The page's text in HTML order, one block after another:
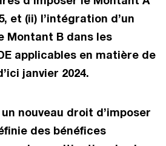
et (ii) l’intégration d’un
Montant B dans les
applicables en matière de
janvier 2024.
nouveau droit d’imposer
des bénéfices